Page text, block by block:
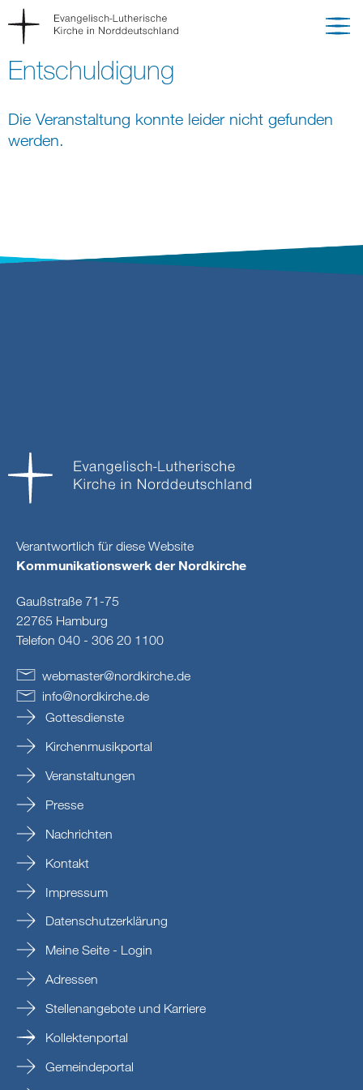
Entschuldigung
Die Veranstaltung konnte leider nicht gefunden
werden.
Verantwortlich für diese Website
Kommunikationswerk der Nordkirche
Gaußstraße 71-75
22765 Hamburg
Telefon 040 - 306 20 1100
webmaster@nordkirche de
info@nordkirche.de
Gottesdienste
Kirchenmusikportal
Veranstaltungen
Presse
Nachrichten
Kontakt
Impressum
Datenschutzerklärung
Meine Seite - Login
Adressen
Stellenangebote und Karriere
Kollektenportal
Gemeindeportal